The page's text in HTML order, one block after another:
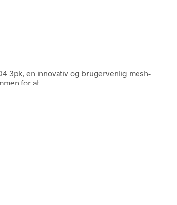
3pk, en innovativ og brugervenlig mesh-
for at